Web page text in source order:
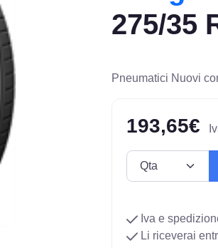
275/35
Pneumatici Nuovi
193,65€
Iva e
Li riceverai